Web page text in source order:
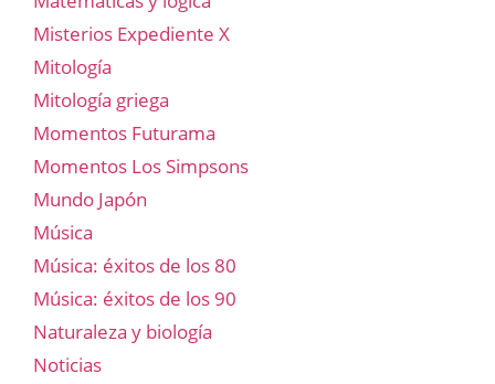
Misterios Expediente X
Mitología
Mitología griega
Momentos Futurama
Momentos Los Simpsons
Mundo Japón
Música
Música: éxitos de los 80
Música: éxitos de los 90
Naturaleza y biología
Noticias